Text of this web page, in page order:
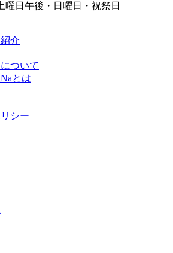
曜日午後・日曜日・祝祭日
介
ついて
とは
シー